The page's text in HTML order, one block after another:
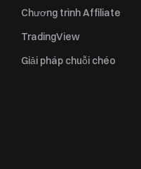
Chương trình Affiliate
TradingView
Giải pháp chuỗi chéo